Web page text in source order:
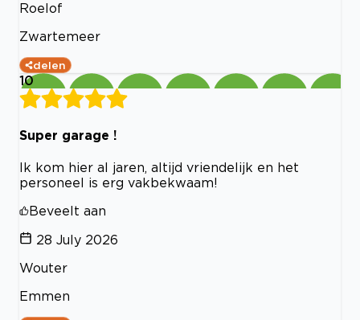
Roelof
Zwartemeer
delen
10
Super garage !
Ik kom hier al jaren, altijd vriendelijk en het
personeel is erg vakbekwaam!
Beveelt aan
28 July 2026
Wouter
Emmen